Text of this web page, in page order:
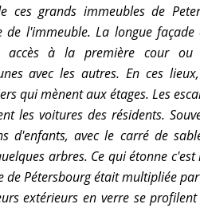
ces grands immeubles de
de l'immeuble.La longue
accès à la première cour
avec les autres. En ces
qui mènent aux étages. Les
les voitures des résidents.
d'enfants, avec le carré de
arbres. Ce qui étonne
de Pétersbourg était multipliée
extérieurs en verre se